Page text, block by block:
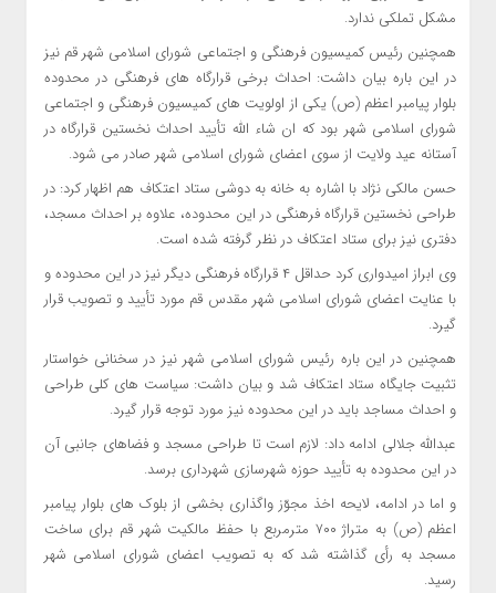
مشکل تملکی ندارد.
همچنین رئیس کمیسیون فرهنگی و اجتماعی شورای اسلامی شهر قم نیز
در این باره بیان داشت: احداث برخی قرارگاه های فرهنگی در محدوده
بلوار پیامبر اعظم (ص) یکی از اولویت های کمیسیون فرهنگی و اجتماعی
شورای اسلامی شهر بود که ان شاء الله تأیید احداث نخستین قرارگاه در
آستانه عید ولایت از سوی اعضای شورای اسلامی شهر صادر می شود.
حسن مالکی نژاد با اشاره به خانه به دوشی ستاد اعتکاف هم اظهار کرد: در
طراحی نخستین قرارگاه فرهنگی در این محدوده، علاوه بر احداث مسجد،
دفتری نیز برای ستاد اعتکاف در نظر گرفته شده است.
وی ابراز امیدواری کرد حداقل ۴ قرارگاه فرهنگی دیگر نیز در این محدوده و
با عنایت اعضای شورای اسلامی شهر مقدس قم مورد تأیید و تصویب قرار
گیرد.
همچنین در این باره رئیس شورای اسلامی شهر نیز در سخنانی خواستار
تثبیت جایگاه ستاد اعتکاف شد و بیان داشت: سیاست های کلی طراحی
و احداث مساجد باید در این محدوده نیز مورد توجه قرار گیرد.
عبدالله جلالی ادامه داد: لازم است تا طراحی مسجد و فضاهای جانبی آن
در این محدوده به تأیید حوزه شهرسازی شهرداری برسد.
و اما در ادامه، لایحه اخذ مجوّز واگذاری بخشی از بلوک های بلوار پیامبر
اعظم (ص) به متراژ ۷۰۰ مترمربع با حفظ مالکیت شهر قم برای ساخت
مسجد به رأی گذاشته شد که به تصویب اعضای شورای اسلامی شهر
رسید.